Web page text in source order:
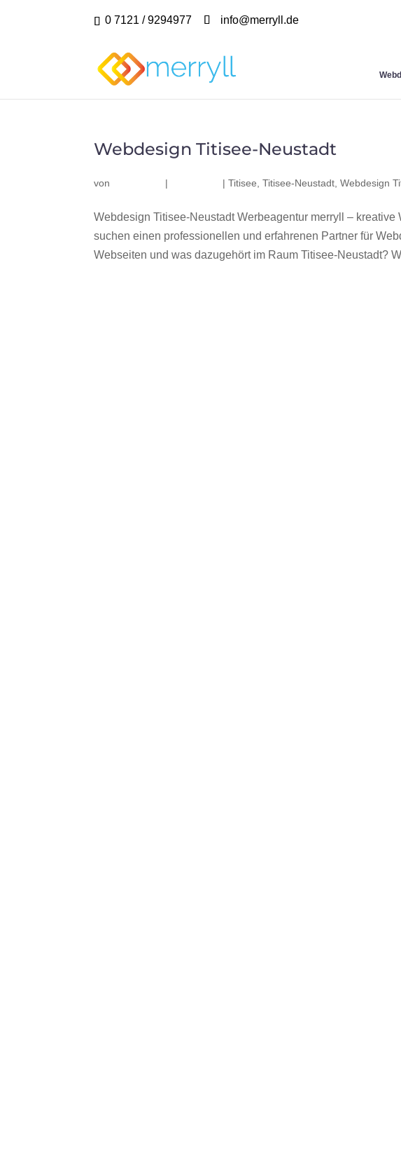
0 7121 / 9294977 info@merryll.de
Webdesign Titisee-Neustadt
von | |Titisee ,Titisee-Neustadt ,Webdesign
Webdesign Titisee-Neustadt Werbeagentur merryll –
suchen einen professionellen und erfahrenen Partner für
Webseiten und was dazugehört im Raum Titisee-Neustadt?